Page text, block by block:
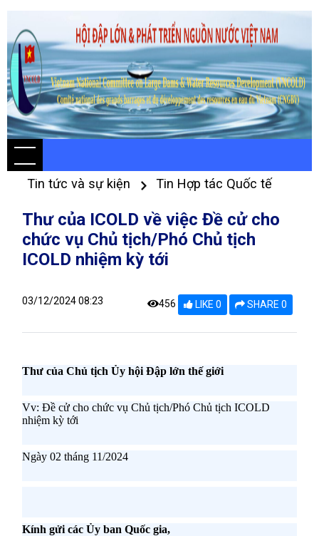
Tin tức và sự kiện Tin Hợp tác Quốc tế
Thư của ICOLD về việc Đề cử cho
chức vụ Chủ tịch/Phó Chủ tịch
ICOLD nhiệm kỳ tới
03/12/2024 08:23 456 LIKE 0 SHARE 0
Thư của Chủ tịch Ủy hội Đập lớn thế giới
Vv: Đề cử cho chức vụ Chủ tịch/Phó Chủ tịch ICOLD
nhiệm kỳ tới
Ngày 02 tháng 11/2024
Kính gửi các Ủy ban Quốc gia,